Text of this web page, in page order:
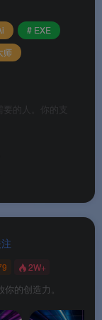
功能，方便用
和蒙版功
# EXE
师
的人。你的支
2W+
的创造力。